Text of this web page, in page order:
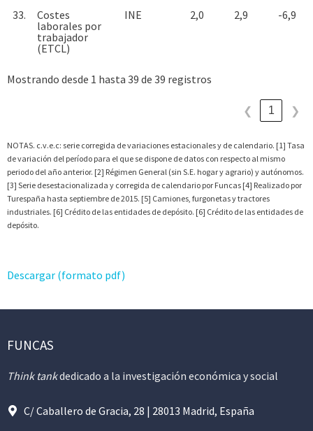
33.
Costes
laborales por
trabajador
(ETCL)
INE 2,0 2,9 -6,9
Mostrando desde 1 hasta 39 de 39 registros
❮ 1 ❯
NOTAS. c.v.e.c: serie corregida de variaciones estacionales y de calendario. [1] Tasa
de variación del período para el que se dispone de datos con respecto al mismo
periodo del año anterior. [2] Régimen General (sin S.E. hogar y agrario) y autónomos.
[3] Serie desestacionalizada y corregida de calendario por Funcas [4] Realizado por
Turespaña hasta septiembre de 2015. [5] Camiones, furgonetas y tractores
industriales. [6] Crédito de las entidades de depósito. [6] Crédito de las entidades de
depósito.
Descargar (formato pdf)
FUNCAS
Think tankdedicado a la investigación económica y social
C/ Caballero de Gracia, 28 | 28013 Madrid, España